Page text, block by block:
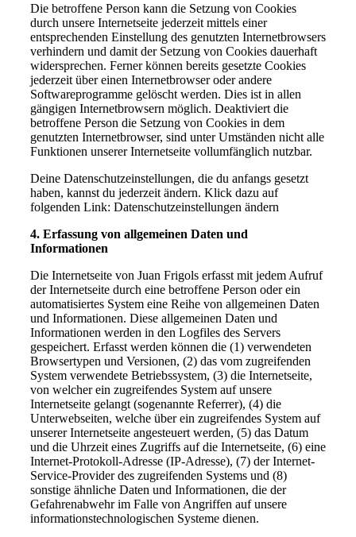
Die betroffene Person kann die Setzung von Cookies
durch unsere Internetseite jederzeit mittels einer
entsprechenden Einstellung des genutzten Internetbrowsers
verhindern und damit der Setzung von Cookies dauerhaft
widersprechen. Ferner können bereits gesetzte Cookies
jederzeit über einen Internetbrowser oder andere
Softwareprogramme gelöscht werden. Dies ist in allen
gängigen Internetbrowsern möglich. Deaktiviert die
betroffene Person die Setzung von Cookies in dem
genutzten Internetbrowser, sind unter Umständen nicht alle
Funktionen unserer Internetseite vollumfänglich nutzbar.
Deine Datenschutzeinstellungen, die du anfangs gesetzt
haben, kannst du jederzeit ändern. Klick dazu auf
folgenden Link: Datenschutzeinstellungen ändern
4. Erfassung von allgemeinen Daten und
Informationen
Die Internetseite von Juan Frigols erfasst mit jedem Aufruf
der Internetseite durch eine betroffene Person oder ein
automatisiertes System eine Reihe von allgemeinen Daten
und Informationen. Diese allgemeinen Daten und
Informationen werden in den Logfiles des Servers
gespeichert. Erfasst werden können die (1) verwendeten
Browsertypen und Versionen, (2) das vom zugreifenden
System verwendete Betriebssystem, (3) die Internetseite,
von welcher ein zugreifendes System auf unsere
Internetseite gelangt (sogenannte Referrer), (4) die
Unterwebseiten, welche über ein zugreifendes System auf
unserer Internetseite angesteuert werden, (5) das Datum
und die Uhrzeit eines Zugriffs auf die Internetseite, (6) eine
Internet-Protokoll-Adresse (IP-Adresse), (7) der Internet-
Service-Provider des zugreifenden Systems und (8)
sonstige ähnliche Daten und Informationen, die der
Gefahrenabwehr im Falle von Angriffen auf unsere
informationstechnologischen Systeme dienen.